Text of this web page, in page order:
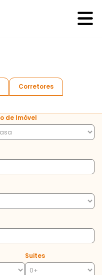
Corretores
de Imóvel
Suites